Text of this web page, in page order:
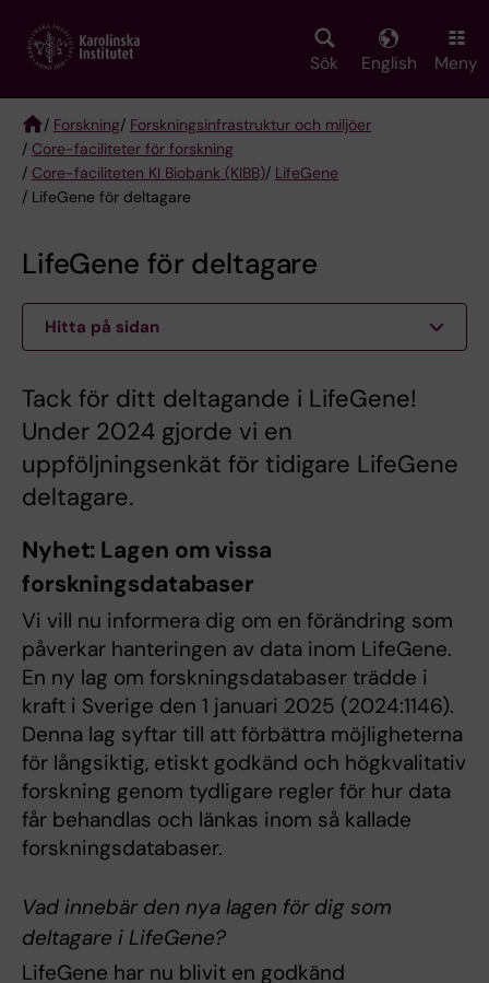
main
Sök English Meny
Breadcrumb
/ Forskning/ Forskningsinfrastruktur och miljöer
/ Core-faciliteter för forskning
/ Core-faciliteten KI Biobank (KIBB)/ LifeGene
/ LifeGene för deltagare
LifeGene för deltagare
Hitta på sidan
Tack för ditt deltagande i LifeGene!
Under 2024 gjorde vi en
uppföljningsenkät för tidigare LifeGene
deltagare.
Nyhet: Lagen om vissa
forskningsdatabaser
Vi vill nu informera dig om en förändring som
påverkar hanteringen av data inom LifeGene.
En ny lag om forskningsdatabaser trädde i
kraft i Sverige den 1 januari 2025 (2024:1146).
Denna lag syftar till att förbättra möjligheterna
för långsiktig, etiskt godkänd och högkvalitativ
forskning genom tydligare regler för hur data
får behandlas och länkas inom så kallade
forskningsdatabaser.
Vad innebär den nya lagen för dig som
deltagare i LifeGene?
LifeGene har nu blivit en godkänd